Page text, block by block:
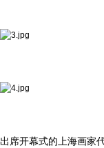
出席开幕式的上海画家